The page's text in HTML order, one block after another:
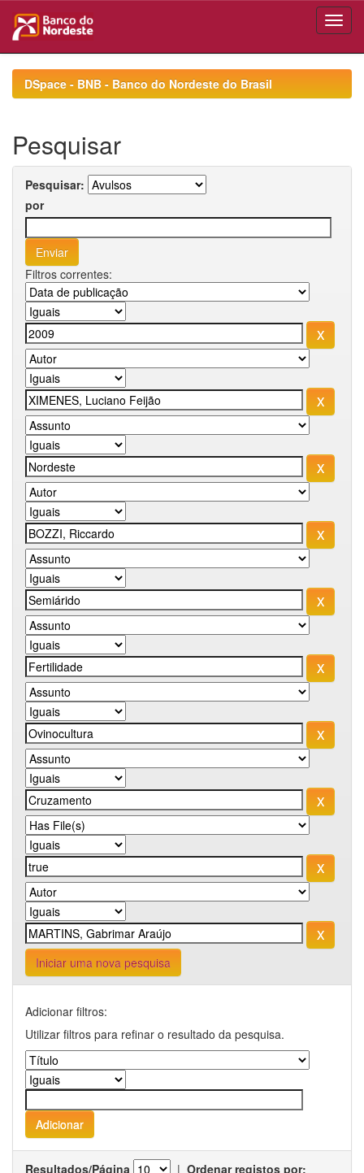
navigationDSpace - BNB - Banco do Nordeste do Brasil
Pesquisar
Pesquisar:
por
Filtros correntes:
Iniciar uma nova pesquisa
Adicionar filtros:
Utilizar filtros para refinar o resultado da pesquisa.
Resultados/Página | Ordenar registos por: